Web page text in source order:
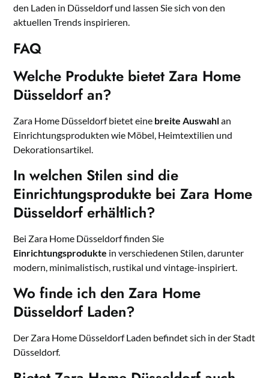
den Laden in Düsseldorf und lassen Sie sich von den
aktuellen Trends inspirieren.
FAQ
Welche Produkte bietet Zara Home
Düsseldorf an?
Zara Home Düsseldorf bietet eine breite Auswahlan
Einrichtungsprodukten wie Möbel, Heimtextilien und
Dekorationsartikel.
In welchen Stilen sind die
Einrichtungsprodukte bei Zara Home
Düsseldorf erhältlich?
Bei Zara Home Düsseldorf finden Sie
Einrichtungsprodukte in verschiedenen Stilen, darunter
modern, minimalistisch, rustikal und vintage-inspiriert.
Wo finde ich den Zara Home
Düsseldorf Laden?
Der Zara Home Düsseldorf Laden befindet sich in der Stadt
Düsseldorf.